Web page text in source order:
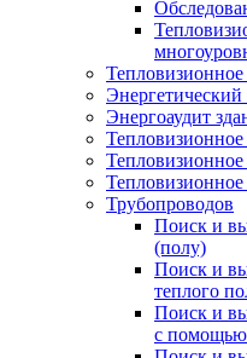
Тепловизионное
Энергетический
Энергоаудит
Трубопроводов
Поиск и
(полу)
Поиск и
теплого
Поиск и
с помощью